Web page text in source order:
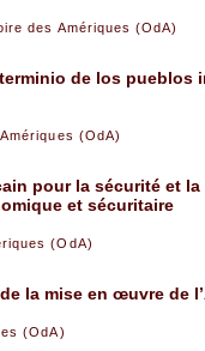
des Amériques (OdA)
de los pueblos
(OdA)
pour la sécurité et
et sécuritaire
(OdA)
la mise en œuvre de
(OdA)